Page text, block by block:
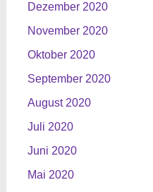
Dezember 2020
November 2020
Oktober 2020
September 2020
August 2020
Juli 2020
Juni 2020
Mai 2020